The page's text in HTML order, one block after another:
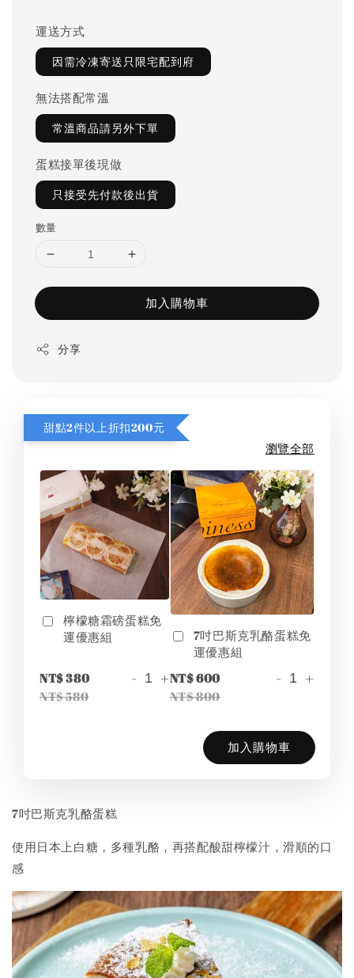
運送方式
因需冷凍寄送只限宅配到府
無法搭配常溫
常溫商品請另外下單
蛋糕接單後現做
只接受先付款後出貨
數量
加入購物車
分享
甜點2件以上折扣200元
瀏覽全部
檸檬糖霜磅蛋糕免
運優惠組
NT$ 380
NT$ 580
- +
7吋巴斯克乳酪蛋糕免
運優惠組
NT$ 600
NT$ 800
- +
加入購物車
7吋巴斯克乳酪蛋糕
使用日本上白糖，多種乳酪，再搭配酸甜檸檬汁，滑順的口
感